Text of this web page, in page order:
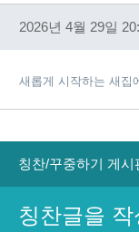
2026년 4월 29일
새롭게 시작하는 새집
칭찬/꾸중하기 게시
칭찬글을